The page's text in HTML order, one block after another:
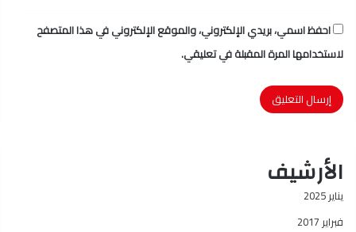
احفظ اسمي، بريدي الإلكتروني، والموقع الإلكتروني في هذا المتصفح
لاستخدامها المرة المقبلة في تعليقي.
الأرشيف
يناير 2025
فبراير 2017